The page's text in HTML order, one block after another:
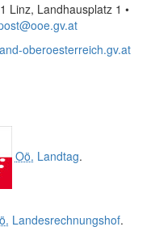
Linz, Landhausplatz 1 •
oberoesterreich.gv.at
Oö. Landtag.
Landesrechnungshof.